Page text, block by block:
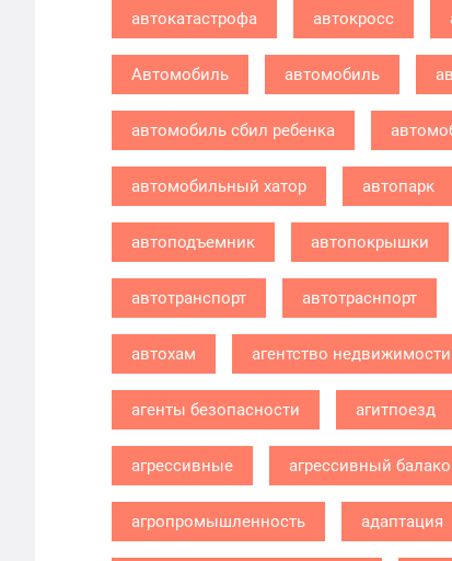
автокатастрофа автокросс
Автомобиль автомобиль
автомобиль сбил ребенка
автомобильный хатор автопарк
автоподъемник автопокрышки
автотранспорт автотраснпорт
автохам агентство недвижимости
агенты безопасности агитпоезд
агрессивные агрессивный
агропромышленность адаптация